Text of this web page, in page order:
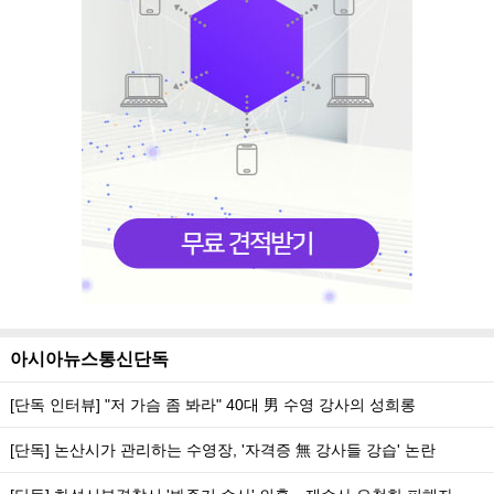
아시아뉴스통신단독
[단독 인터뷰] "저 가슴 좀 봐라" 40대 男 수영 강사의 성희롱
[단독] 논산시가 관리하는 수영장, '자격증 無 강사들 강습' 논란